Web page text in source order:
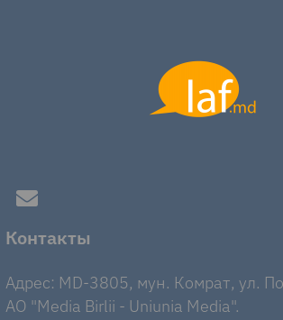
Контакты
Адрес: MD-3805, мун. Комрат, ул.
AO "Media Birlii - Uniunia Media".